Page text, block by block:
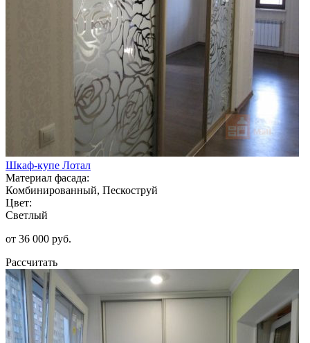
Шкаф-купе Лотал
Материал фасада:
Комбинированный, Пескоструй
Цвет:
Светлый
от 36 000 руб.
Рассчитать